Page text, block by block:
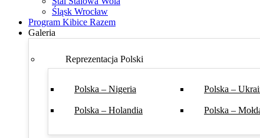
Śląsk Wrocław
Program Kibice Razem
Galeria
Reprezentacja Polski
Polska – Nigeria
Polska – Holandia
Polska –
Polska –